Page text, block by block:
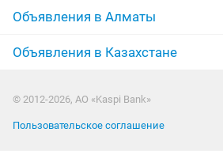
Объявления в Алматы
Объявления в Казахстане
© 2012-2026, АО «Kaspi Bank»
Пользовательское соглашение